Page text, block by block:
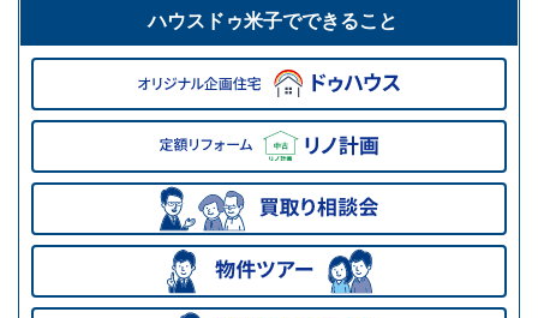
ハウスドゥ米子でできること